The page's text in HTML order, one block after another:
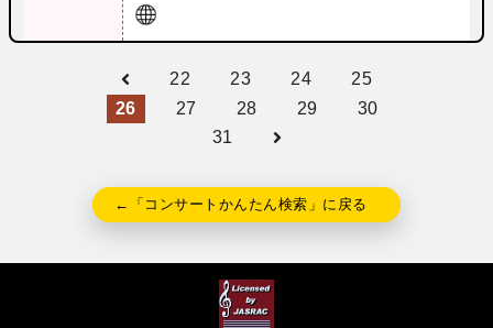
22 23 24
25
26
27 28 29
30
31
←「コンサートかんたん検索」に戻る